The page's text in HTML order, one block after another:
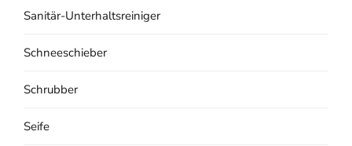
Sanitär-Unterhaltsreiniger
Schneeschieber
Schrubber
Seife